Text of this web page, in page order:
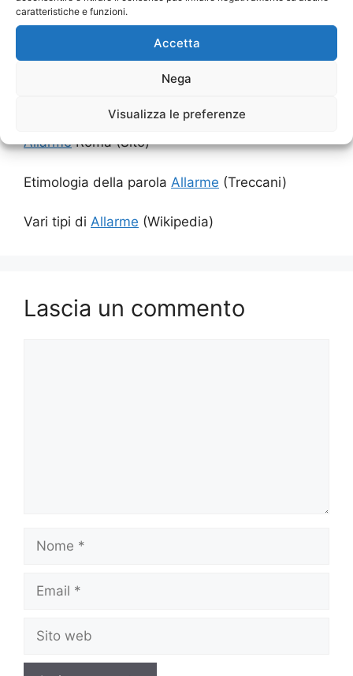
caratteristiche e funzioni.
Accetta
Nega
Visualizza le preferenze
Affidati a noi i professionisti degli Impianti
AllarmeRoma (Sito)
Etimologia della parola Allarme (Treccani)
Vari tipi di Allarme (Wikipedia)
Lascia un commento
Nome
Email
Sito
web